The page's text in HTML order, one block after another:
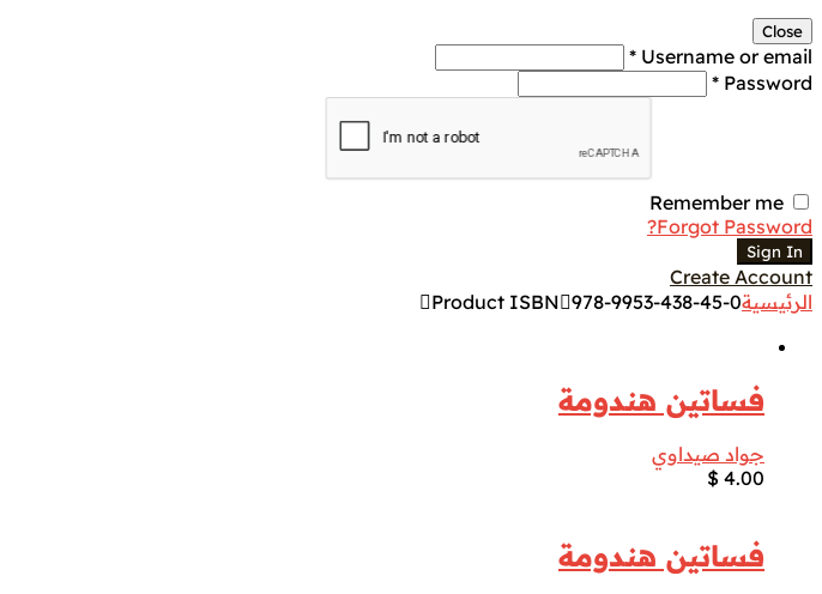
Close
Username or email *
Password *
Remember me
Forgot Password?
Sign In
Create Account
الرئيسية
Product ISBN 978-9953-438-45-0
فساتين هندومة
جواد صيداوي
$ 4.00
فساتين هندومة